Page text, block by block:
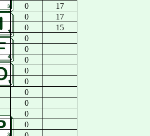
0
17
0
17
0
15
0
0
0
0
0
0
0
0
0